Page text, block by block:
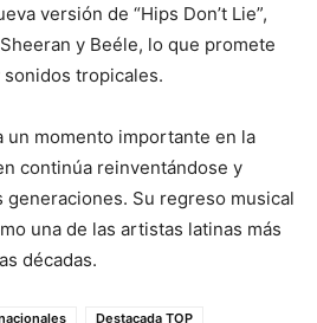
versión de “Hips Don’t Lie”,
y Beéle, lo que promete
tropicales.
un momento importante en la
continúa reinventándose y
generaciones. Su regreso musical
una de las artistas latinas más
décadas.
Destacada TOP